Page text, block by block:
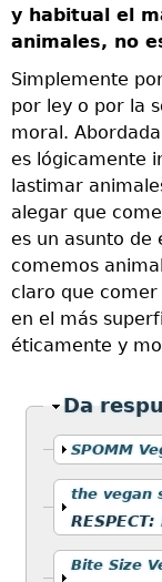
y habitual el
animales, no
Simplemente
por ley o por la
moral.
es lógicamente
lastimar
alegar que
es un asunto de
comemos
claro que
en el más
éticamente y
Ocultar
Da
Mostrar
SPOMM
Mostrar
the vegan
Mostrar
Bite Size